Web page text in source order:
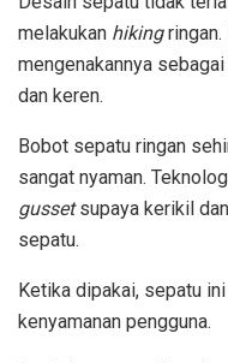
melakukan hikingringan.
mengenakannya
dan keren.
Bobot sepatu ringan
sangat nyaman.
gussetsupaya kerikil
sepatu.
Ketika dipakai, sepatu
kenyamanan pengguna.